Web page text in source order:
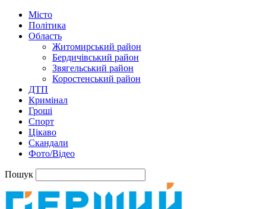
Місто
Політика
Область
Житомирський район
Бердичівський район
Звягельський район
Коростенський район
ДТП
Кримінал
Гроші
Спорт
Цікаво
Скандали
Фото/Відео
Пошук